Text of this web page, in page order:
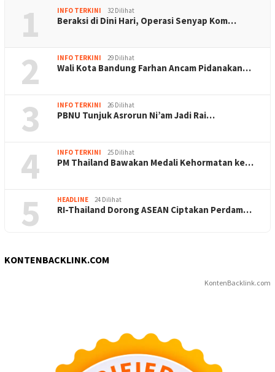
1 INFO TERKINI 32 Dilihat
Beraksi di Dini Hari, Operasi Senyap Kom…
2 INFO TERKINI 29 Dilihat
Wali Kota Bandung Farhan Ancam Pidanakan…
3 INFO TERKINI 26 Dilihat
PBNU Tunjuk Asrorun Ni’am Jadi Rai…
4 INFO TERKINI 25 Dilihat
PM Thailand Bawakan Medali Kehormatan ke…
5 HEADLINE 24 Dilihat
RI-Thailand Dorong ASEAN Ciptakan Perdam…
KONTENBACKLINK.COM
KontenBacklink.com